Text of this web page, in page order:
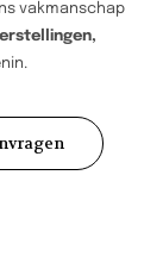
vakmanschap